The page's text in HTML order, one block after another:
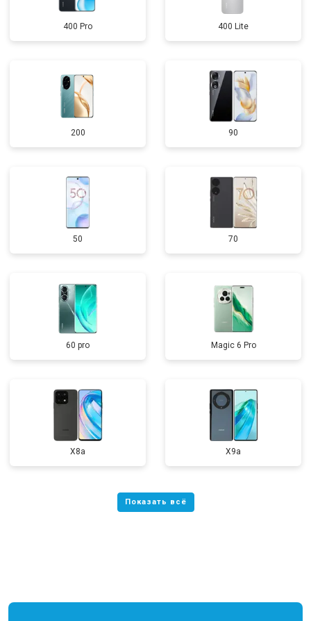
400 Pro 400 Lite
200 90
50 70
60 pro Magic 6 Pro
X8a X9a